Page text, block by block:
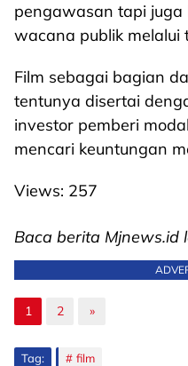
pengawasan tapi juga
wacana publik melalui
Film sebagai bagian
tentunya disertai
investor pemberi
mencari keuntungan
Views: 257
Baca berita Mjnews.id
1 2 »
Tag: film